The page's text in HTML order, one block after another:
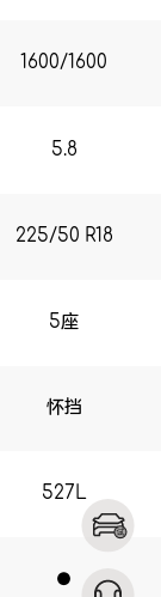
1600/1600
5.8
225/50 R18
5座
怀挡
527L
●
1600/1600
5.8
225/50 R18
5座
怀挡
527L
●